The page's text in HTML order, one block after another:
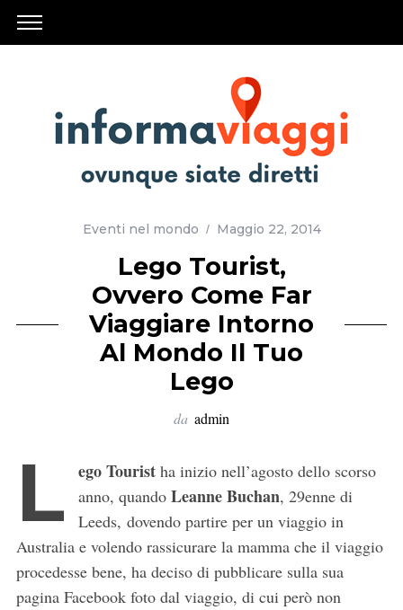
Eventi nel mondo Maggio 22, 2014
Lego Tourist,
Ovvero Come Far
Viaggiare Intorno
Al Mondo Il Tuo
Lego
da admin
L ego Touristha inizio nell’agosto dello scorso
anno, quando Leanne Buchan, 29enne di
Leeds, dovendo partire per un viaggio in
Australia e volendo rassicurare la mamma che il viaggio
procedesse bene, ha deciso di pubblicare sulla sua
pagina Facebook foto dal viaggio, di cui però non